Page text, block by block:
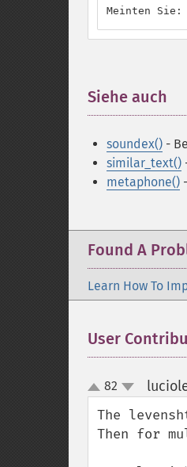
Meinten
Siehe auch
soundex() -
similar_text()
metaphone()
Found A
Learn How To
User
up
down
82
The
Then for